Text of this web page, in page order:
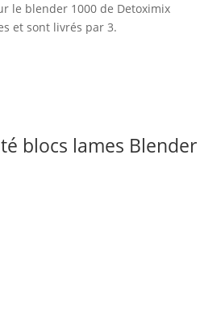
le blender 1000 de Detoximix
et sont livrés par 3.
blocs lames Blender